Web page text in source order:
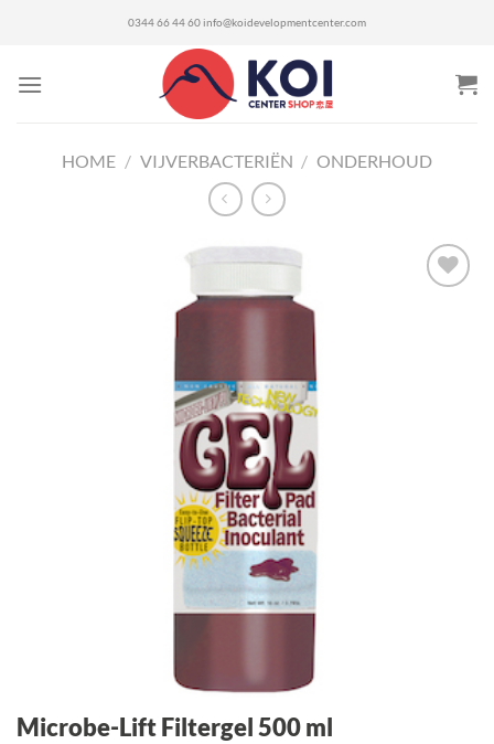
0344 66 44 60 info@koidevelopmentcenter.com
HOME / VIJVERBACTERIËN / ONDERHOUD
Microbe-Lift Filtergel 500 ml